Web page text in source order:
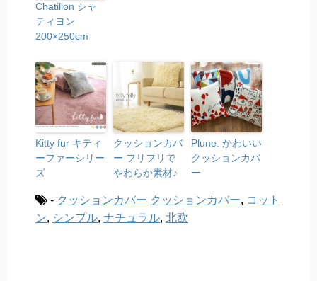
Chatillon シャ
ティヨン
200×250cm
Kitty fur キティ
ーファーシリー
ズ
クッションカバ
ー フリフリで
やわらか素材♪
Plune. かわいい
クッションカバ
ー
- クッションカバー クッションカバー, コット
ン, シンプル, ナチュラル, 北欧